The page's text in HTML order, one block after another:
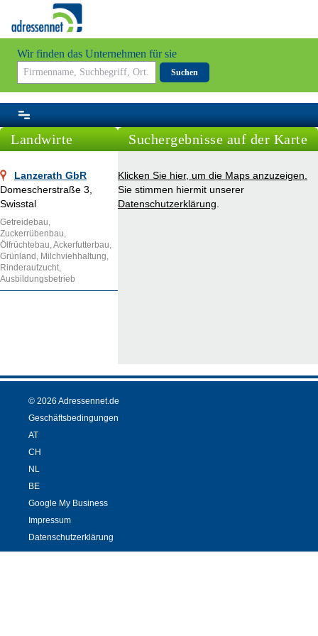
Wir finden das Unternehmen für sie
Suchen
Landwirte
Lanzerath GbR
Domescherstraße 3,
Swisstal
Getreidebau,
Zuckerrübenbau,
Ölfrüchtebau, Ackerfutterbau,
Grünland, Milchviehhaltung,
Rinderaufzucht,
Ausbildungsbetrieb
Suchergebnisse auf der Karte
Klicken Sie hier, um die Maps anzuzeigen.
Sie stimmen hiermit unserer
Datenschutzerklärung
© 2026 Adressennet.de
Geschäftsbedingungen
AT
CH
NL
BE
Google My Business
Impressum
Datenschutzerklärung